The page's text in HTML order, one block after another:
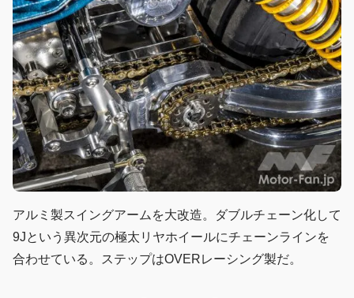
アルミ製スイングアームを大改造。ダブルチェーン化して
9Jという異次元の極太リヤホイールにチェーンラインを
合わせている。ステップはOVERレーシング製だ。